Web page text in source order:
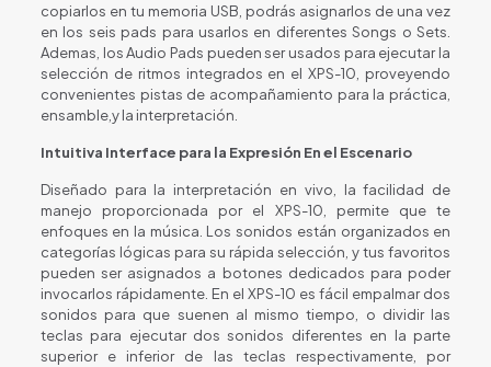
copiarlos en tu memoria USB, podrás asignarlos de una vez
en los seis pads para usarlos en diferentes Songs o Sets.
Ademas, los Audio Pads pueden ser usados para ejecutar la
selección de ritmos integrados en el XPS-10, proveyendo
convenientes pistas de acompañamiento para la práctica,
ensamble,y la interpretación.
Intuitiva Interface para la Expresión En el Escenario
Diseñado para la interpretación en vivo, la facilidad de
manejo proporcionada por el XPS-10, permite que te
enfoques en la música. Los sonidos están organizados en
categorías lógicas para su rápida selección, y tus favoritos
pueden ser asignados a botones dedicados para poder
invocarlos rápidamente. En el XPS-10 es fácil empalmar dos
sonidos para que suenen al mismo tiempo, o dividir las
teclas para ejecutar dos sonidos diferentes en la parte
superior e inferior de las teclas respectivamente, por